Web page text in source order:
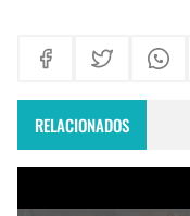
RELACIONADOS